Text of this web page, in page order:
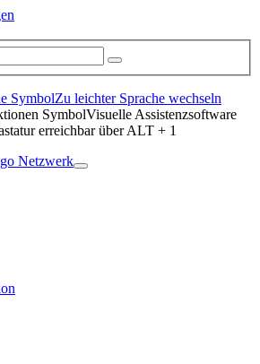
Zu leichter Sprache wechseln
Visuelle Assistenzsoftware
erreichbar über ALT + 1